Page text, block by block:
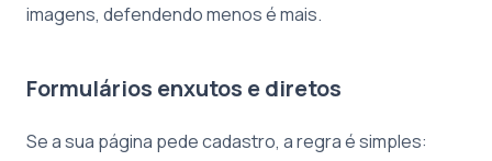
imagens, defendendo menos é mais.
Formulários enxutos e diretos
Se a sua página pede cadastro, a regra é simples: